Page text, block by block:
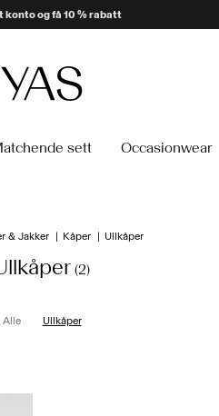
konto og få 10 % rabatt
sett Occasionwear
& Jakker Kåper Ullkåper
(2)
Alle Ullkåper